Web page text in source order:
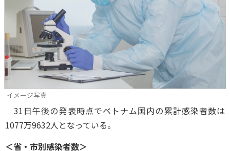
イメージ写真
31日午後の発表時点でベトナム国内の累計感染者数は
1077万9632人となっている。
＜省・市別感染者数＞